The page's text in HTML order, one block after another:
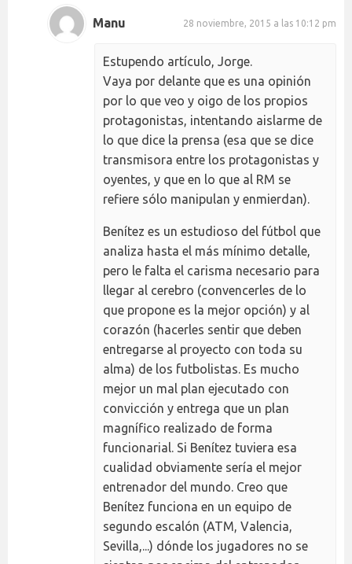
Manu 28 noviembre, 2015 a las 10:12 pm
Estupendo artículo, Jorge.
Vaya por delante que es una opinión
por lo que veo y oigo de los propios
protagonistas, intentando aislarme de
lo que dice la prensa (esa que se dice
transmisora entre los protagonistas y
oyentes, y que en lo que al RM se
refiere sólo manipulan y enmierdan).
Benítez es un estudioso del fútbol que
analiza hasta el más mínimo detalle,
pero le falta el carisma necesario para
llegar al cerebro (convencerles de lo
que propone es la mejor opción) y al
corazón (hacerles sentir que deben
entregarse al proyecto con toda su
alma) de los futbolistas. Es mucho
mejor un mal plan ejecutado con
convicción y entrega que un plan
magnífico realizado de forma
funcionarial. Si Benítez tuviera esa
cualidad obviamente sería el mejor
entrenador del mundo. Creo que
Benítez funciona en un equipo de
segundo escalón (ATM, Valencia,
Sevilla,...) dónde los jugadores no se